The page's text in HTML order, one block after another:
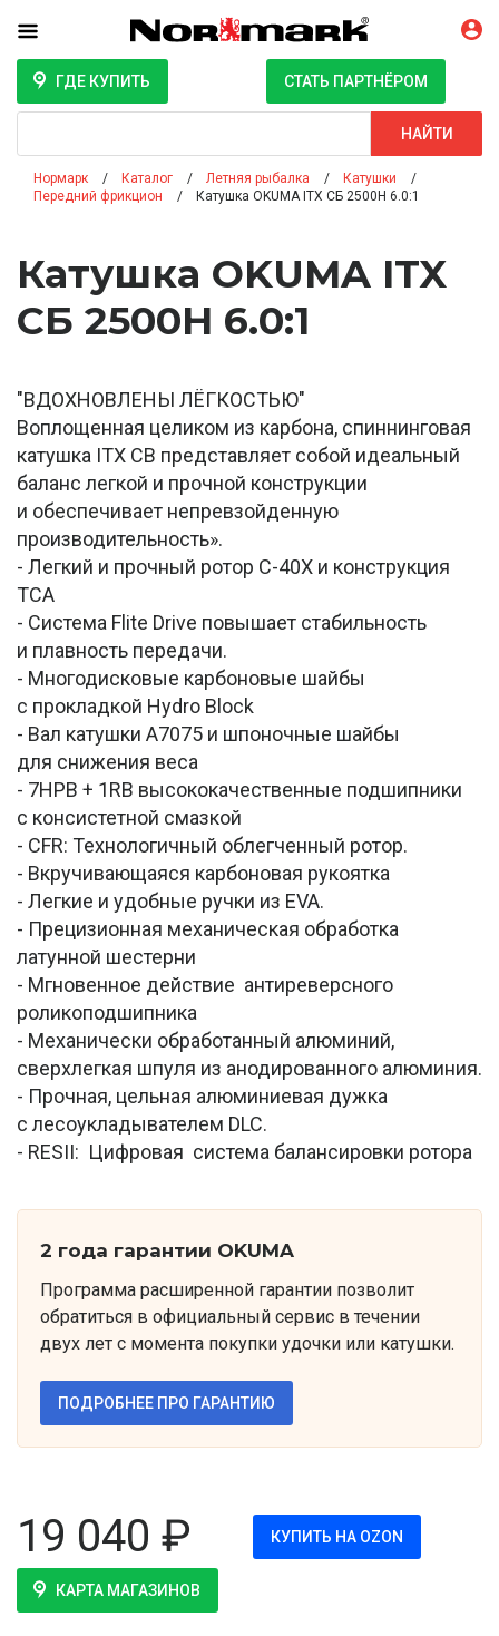
ГДЕ КУПИТЬ СТАТЬ ПАРТНЁРОМ
НАЙТИ
Нормарк Каталог Летняя рыбалка
Катушки
Передний фрикцион
Катушка OKUMA ITX СБ 2500H 6.0:1
Катушка OKUMA ITX
СБ 2500H 6.0:1
"ВДОХНОВЛЕНЫ ЛЁГКОСТЬЮ"
Воплощенная целиком из карбона, спиннинговая
катушка ITX CB представляет собой идеальный
баланс легкой и прочной конструкции
и обеспечивает непревзойденную
производительность».
- Легкий и прочный ротор C-40X и конструкция
TCA
- Система Flite Drive повышает стабильность
и плавность передачи.
- Многодисковые карбоновые шайбы
с прокладкой Hydro Block
- Вал катушки A7075 и шпоночные шайбы
для снижения веса
- 7HPB + 1RB высококачественные подшипники
с консистетной смазкой
- CFR: Технологичный облегченный ротор.
- Вкручивающаяся карбоновая рукоятка
- Легкие и удобные ручки из EVA.
- Прецизионная механическая обработка
латунной шестерни
- Мгновенное действие антиреверсного
роликоподшипника
- Механически обработанный алюминий,
сверхлегкая шпуля из анодированного алюминия.
- Прочная, цельная алюминиевая дужка
с лесоукладывателем DLC.
- RESII: Цифровая система балансировки ротора
2 года гарантии OKUMA
Программа расширенной гарантии позволит
обратиться в официальный сервис в течении
двух лет с момента покупки удочки или катушки.
ПОДРОБНЕЕ ПРО ГАРАНТИЮ
19 040 ₽ КУПИТЬ НА OZON
КАРТА МАГАЗИНОВ